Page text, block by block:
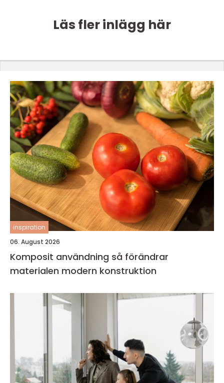
Läs fler inlägg här
inspiration
06. August 2026
Komposit användning så förändrar
materialen modern konstruktion